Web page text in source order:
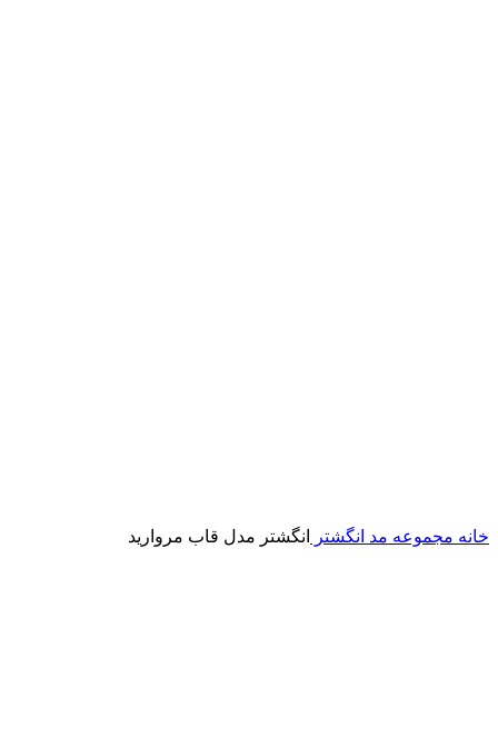
خانه مجموعه مد انگشتر انگشتر مدل قاب مروارید